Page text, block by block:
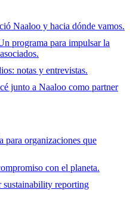
Naaloo y hacia dónde vamos.
programa para impulsar la
notas y entrevistas.
junto a Naaloo como partner
para organizaciones que
con el planeta.
sustainability reporting